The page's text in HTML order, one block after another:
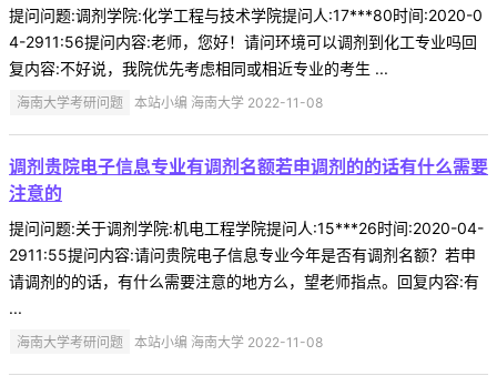
提问问题:调剂学院:化学工程与技术学院提问人:17***80时间:2020-0
4-2911:56提问内容:老师，您好！请问环境可以调剂到化工专业吗回
复内容:不好说，我院优先考虑相同或相近专业的考生 ...
海南大学考研问题 本站小编 海南大学 2022-11-08
调剂贵院电子信息专业有调剂名额若申调剂的的话有什么需要
注意的
提问问题:关于调剂学院:机电工程学院提问人:15***26时间:2020-04-
2911:55提问内容:请问贵院电子信息专业今年是否有调剂名额？若申
请调剂的的话，有什么需要注意的地方么，望老师指点。回复内容:有
...
海南大学考研问题 本站小编 海南大学 2022-11-08